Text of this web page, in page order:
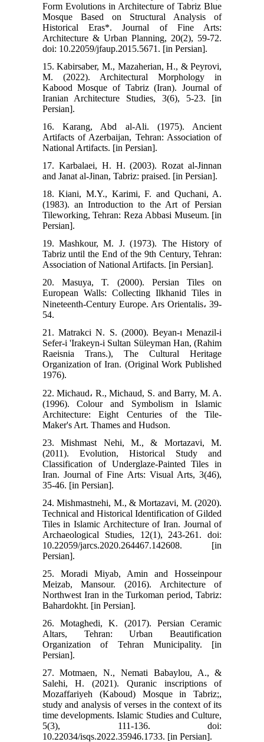
Form Evolutions in Architecture of Tabriz Blue
Mosque Based on Structural Analysis of
Historical Eras*. Journal of Fine Arts:
Architecture & Urban Planning, 20(2), 59-72.
doi: 10.22059/jfaup.2015.5671. [in Persian].
15. Kabirsaber, M., Mazaherian, H., & Peyrovi,
M. (2022). Architectural Morphology in
Kabood Mosque of Tabriz (Iran). Journal of
Iranian Architecture Studies, 3(6), 5-23. [in
Persian].
16. Karang, Abd al-Ali. (1975). Ancient
Artifacts of Azerbaijan, Tehran: Association of
National Artifacts. [in Persian].
17. Karbalaei, H. H. (2003). Rozat al-Jinnan
and Janat al-Jinan, Tabriz: praised. [in Persian].
18. Kiani, M.Y., Karimi, F. and Quchani, A.
(1983). an Introduction to the Art of Persian
Tileworking, Tehran: Reza Abbasi Museum. [in
Persian].
19. Mashkour, M. J. (1973). The History of
Tabriz until the End of the 9th Century, Tehran:
Association of National Artifacts. [in Persian].
20. Masuya, T. (2000). Persian Tiles on
European Walls: Collecting Ilkhanid Tiles in
Nineteenth-Century Europe. Ars Orientalis، 39-
21. Matrakci N. S. (2000). Beyan-ı Menazil-i
Sefer-i 'Irakeyn-i Sultan Süleyman Han, (Rahim
Raeisnia Trans.), The Cultural Heritage
Organization of Iran. (Original Work Published
1976).
22. Michaud، R., Michaud, S. and Barry, M. A.
(1996). Colour and Symbolism in Islamic
Architecture: Eight Centuries of the Tile-
Maker's Art. Thames and Hudson.
23. Mishmast Nehi, M., & Mortazavi, M.
(2011). Evolution, Historical Study and
Classification of Underglaze-Painted Tiles in
Iran. Journal of Fine Arts: Visual Arts, 3(46),
35-46. [in Persian].
24. Mishmastnehi, M., & Mortazavi, M. (2020).
Technical and Historical Identification of Gilded
Tiles in Islamic Architecture of Iran. Journal of
Archaeological Studies, 12(1), 243-261. doi:
10.22059/jarcs.2020.264467.142608. [in
Persian].
25. Moradi Miyab, Amin and Hosseinpour
Meizab, Mansour. (2016). Architecture of
Northwest Iran in the Turkoman period, Tabriz:
Bahardokht. [in Persian].
26. Motaghedi, K. (2017). Persian Ceramic
Altars, Tehran: Urban Beautification
Organization of Tehran Municipality. [in
Persian].
27. Motmaen, N., Nemati Babaylou, A., &
Salehi, H. (2021). Quranic inscriptions of
Mozaffariyeh (Kaboud) Mosque in Tabriz;,
study and analysis of verses in the context of its
time developments. Islamic Studies and Culture,
5(3), 111-136. doi:
10.22034/isqs.2022.35946.1733. [in Persian].